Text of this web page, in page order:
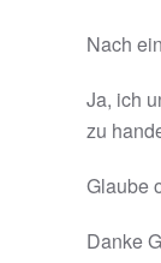
Nach
Ja, ich
zu
Glaube
Danke